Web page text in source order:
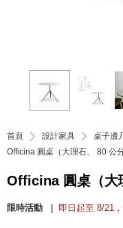
首頁 設計家具 桌子邊
Officina 圓桌（大理石、 80 公分
Officina 圓桌（大
限時活動 即日起至 8/21